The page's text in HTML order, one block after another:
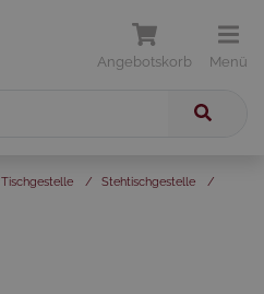
Angebotskorb Menü
Tischgestelle / Stehtischgestelle
/